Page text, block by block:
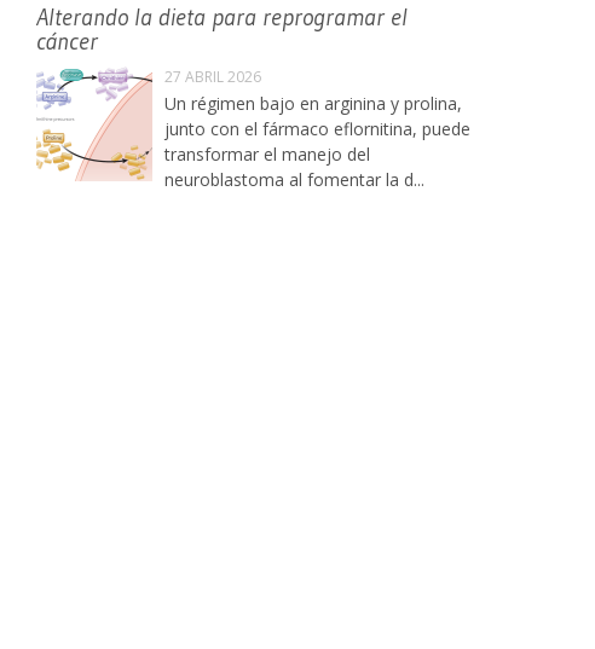
Alterando la dieta para reprogramar el
cáncer
27 ABRIL 2026
Un régimen bajo en arginina y prolina,
junto con el fármaco eflornitina, puede
transformar el manejo del
neuroblastoma al fomentar la d...